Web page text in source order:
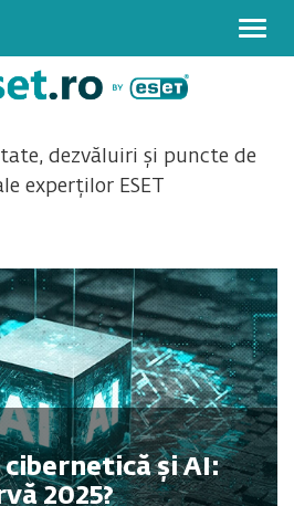
dezvăluiri și puncte de
experților ESET
și AI:
2025?